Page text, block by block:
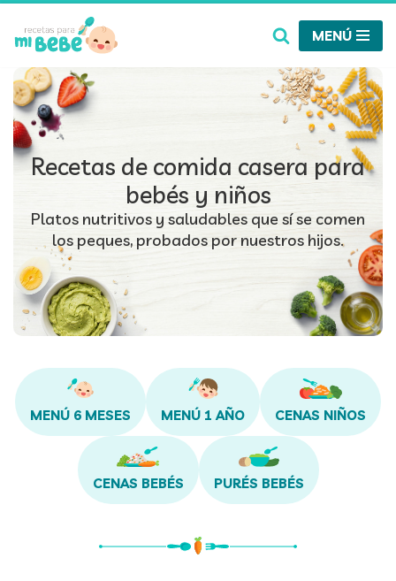
Saltar
contenido
MENÚ
Recetas de comida casera para
bebés y niños
Platos nutritivos y saludables que sí se comen
los peques, probados por nuestros hijos.
MENÚ 6 MESES MENÚ 1 AÑO CENAS NIÑOS
CENAS BEBÉS PURÉS BEBÉS